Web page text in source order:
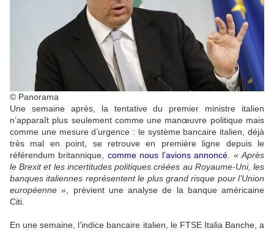
© Panorama
Une semaine après, la tentative du premier ministre italien
n’apparaît plus seulement comme une manœuvre politique mais
comme une mesure d’urgence : le système bancaire italien, déjà
très mal en point, se retrouve en première ligne depuis le
référendum britannique, comme nous l’avions annoncé
« Après
le Brexit et les incertitudes politiques créées au Royaume-Uni, les
banques italiennes représentent le plus grand risque pour l’Union
européenne » , prévient une analyse de la banque américaine
Citi.
En une semaine, l’indice bancaire italien, le FTSE Italia Banche, a